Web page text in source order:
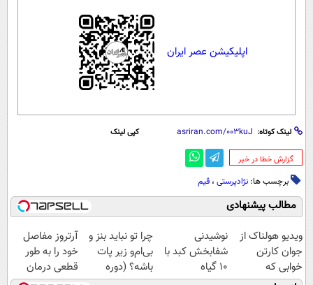
اپلیکیشن عصر ایران
لینک کوتاه: کپی لینک
‌گزارش خطا در خبر
برچسب ها: نژادپرستی ، قیم
مطالب پیشنهادی
ویدیو هولناک از
جوان کارتن
خوابی که
نوشیدنی
شفابخش کبد با
10 گیاه
چرا تو نباید بنز و
بی‌ام‌و زیر پات
باشه؟ (دوره
آرتروز مفاصل
خود را به طور
قطعی درمان